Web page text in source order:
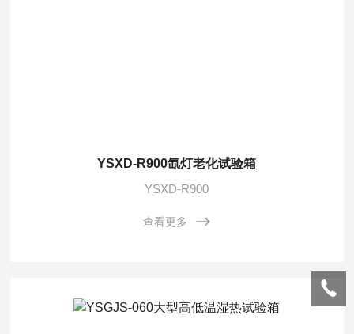
YSXD-R900氙灯老化试验箱
YSXD-R900
查看更多